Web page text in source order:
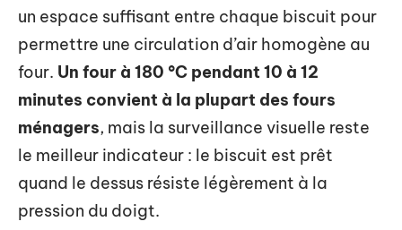
un espace suffisant entre chaque biscuit pour
permettre une circulation d’air homogène au
four. Un four à 180 °C pendant 10 à 12
minutes convient à la plupart des fours
ménagers, mais la surveillance visuelle reste
le meilleur indicateur : le biscuit est prêt
quand le dessus résiste légèrement à la
pression du doigt.